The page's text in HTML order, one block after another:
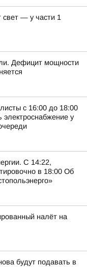
свет — у части 1
Дефицит мощности
с 16:00 до 18:00
электроснабжение у
С 14:22,
в 18:00 Об
налёт на
будут подавать в